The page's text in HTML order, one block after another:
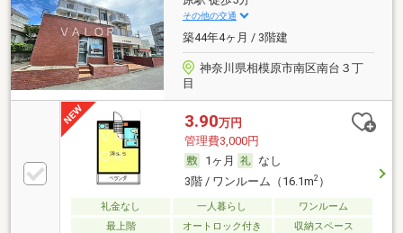
その他の交通
築44年4ヶ月 / 3階建
神奈川県相模原市南区南台３丁
目
3.90万円
管理費3,000円
1ヶ月
なし
3階 / ワンルーム（16.1m2）
礼金なし 一人暮らし
ワンルーム
最上階
オートロック付き 収納スペース